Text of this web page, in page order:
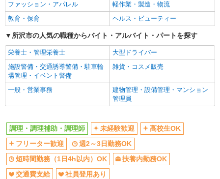
同じ職種から求人を探す
飲食・フード
調理・調理補助・調理師
同じ特徴から求人を探す
未経験歓迎
週2～3日勤務OK
短時間勤務（1日4h以内）OK
扶養内勤務OK
交通費支給
ファッション・アパレル
軽作業・製造・物流
教育・保育
ヘルス・ビューティー
所沢市の人気の職種からバイト・アルバイト・パートを探す
栄養士・管理栄養士
大型ドライバー
施設警備・交通誘導警備・駐車輪
場管理・イベント警備
雑貨・コスメ販売
一般・営業事務
建物管理・設備管理・マンション
管理員
調理・調理補助・調理師 未経験歓迎
高校生OK
フリーター歓迎
週2～3日勤務OK
短時間勤務（1日4h以内）OK
扶養内勤務OK
交通費支給
社員登用あり